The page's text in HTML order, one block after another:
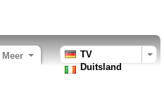
Meer
TV
Duitsland